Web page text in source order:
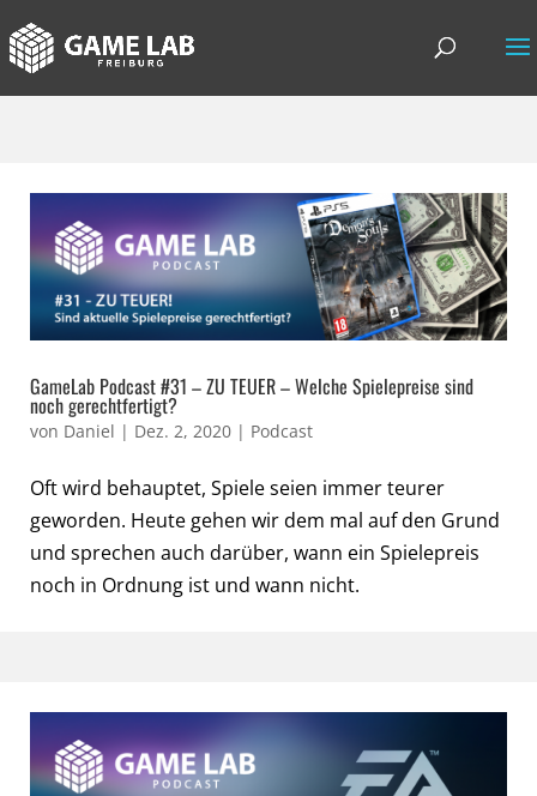
GameLab Podcast #31 – ZU TEUER – Welche Spielepreise sind
noch gerechtfertigt?
von Daniel | Dez. 2, 2020 | Podcast
Oft wird behauptet, Spiele seien immer teurer
geworden. Heute gehen wir dem mal auf den Grund
und sprechen auch darüber, wann ein Spielepreis
noch in Ordnung ist und wann nicht.